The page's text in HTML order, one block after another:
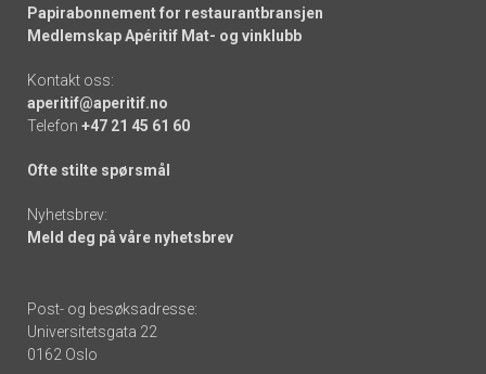
Papirabonnement for restaurantbransjen
Medlemskap Apéritif Mat- og vinklubb
Kontakt oss:
aperitif@aperitif.no
Telefon +47 21 45 61 60
Ofte stilte spørsmål
Nyhetsbrev:
Meld deg på våre nyhetsbrev
Post- og besøksadresse:
Universitetsgata 22
0162 Oslo